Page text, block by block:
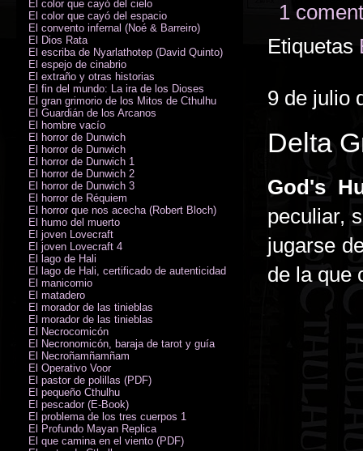
1
Etiquetas
9 de julio
Delta
God's
peculiar,
jugarse
de la que
El color que cayó del cielo
El color que cayó del espacio
El convento infernal (Noé & Barreiro)
El Dios Rata
El escriba de Nyarlathotep (David Quinto)
El espejo de cinabrio
El extraño y otras historias
El fin del mundo: La ira de los Dioses
El gran grimorio de los Mitos de Cthulhu
El Guardián de los Arcanos
El hombre vacío
El horror de Dunwich
El horror de Dunwich
El horror de Dunwich 1
El horror de Dunwich 2
El horror de Dunwich 3
El horror de Réquiem
El horror que nos acecha (Robert Bloch)
El humo del muerto
El joven Lovecraft
El joven Lovecraft 4
El lago de Hali
El lago de Hali, certificado de autenticidad
El manicomio
El matadero
El morador de las tinieblas
El morador de las tinieblas
El Necrocomicón
El Necronomicón, baraja de tarot y guía
El Necroñamñamñam
El Operativo Voor
El pastor de polillas (PDF)
El pequeño Cthulhu
El pescador (E-Book)
El problema de los tres cuerpos 1
El Profundo Mayan Replica
El que camina en el viento (PDF)